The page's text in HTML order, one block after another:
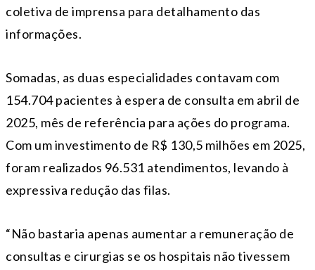
coletiva de imprensa para detalhamento das
informações.
Somadas, as duas especialidades contavam com
154.704 pacientes à espera de consulta em abril de
2025, mês de referência para ações do programa.
Com um investimento de R$ 130,5 milhões em 2025,
foram realizados 96.531 atendimentos, levando à
expressiva redução das filas.
“Não bastaria apenas aumentar a remuneração de
consultas e cirurgias se os hospitais não tivessem